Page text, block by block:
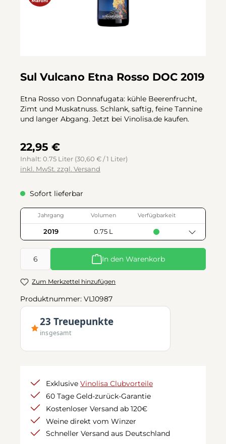
Sul Vulcano Etna Rosso DOC 2019
Etna Rosso von Donnafugata: kühle Beerenfrucht,
Zimt und Muskatnuss. Schlank, saftig, feine Tannine
und langer Abgang. Jetzt bei Vinolisa.de kaufen.
22,95 €
Inhalt: 0.75 Liter (30,60 € / 1 Liter)
inkl. MwSt. zzgl. Versand
Sofort lieferbar
Jahrgang Volumen Verfügbarkeit
2019 0.75 L
Produkt Anzahl: Gib den gewünschten Wert ein oder
In den Warenkorb
Zum Merkzettel hinzufügen
Produktnummer: VL10987
23 Treuepunkte
insgesamt
Exklusive Vinolisa Clubvorteile
60 Tage Geld-zurück-Garantie
Kostenloser Versand ab 120€
Weine direkt vom Winzer
Schneller Versand aus Deutschland